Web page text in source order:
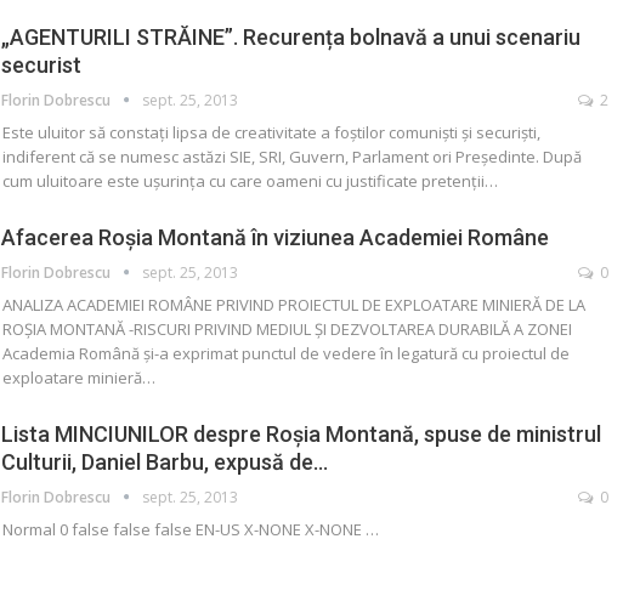
„AGENTURILI STRĂINE”. Recurența bolnavă a unui scenariu
securist
Florin Dobrescu sept. 25, 2013 2
Este uluitor să constați lipsa de creativitate a foștilor comuniști și securiști,
indiferent că se numesc astăzi SIE, SRI, Guvern, Parlament ori Președinte. După
cum uluitoare este ușurința cu care oameni cu justificate pretenții…
Afacerea Roșia Montană în viziunea Academiei Române
Florin Dobrescu sept. 25, 2013 0
ANALIZA ACADEMIEI ROMÂNE PRIVIND PROIECTUL DE EXPLOATARE MINIERĂ DE LA
ROŞIA MONTANĂ -RISCURI PRIVIND MEDIUL ŞI DEZVOLTAREA DURABILĂ A ZONEI
Academia Română şi-a exprimat punctul de vedere în legatură cu proiectul de
exploatare minieră…
Lista MINCIUNILOR despre Roșia Montană, spuse de ministrul
Culturii, Daniel Barbu, expusă de…
Florin Dobrescu sept. 25, 2013 0
Normal 0 false false false EN-US X-NONE X-NONE …